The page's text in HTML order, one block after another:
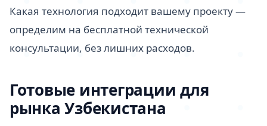
Какая технология подходит вашему проекту —
определим на бесплатной технической
консультации, без лишних расходов.
Готовые интеграции для
рынка Узбекистана